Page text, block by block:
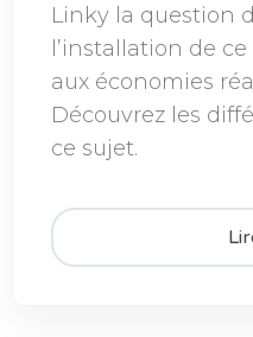
Linky la question
l’installation de
aux économies
Découvrez les
ce sujet.